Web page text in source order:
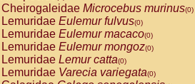
Cheirogaleidae Microcebus murinus(0)
Lemuridae Eulemur fulvus(0)
Lemuridae Eulemur macaco(0)
Lemuridae Eulemur mongoz(0)
Lemuridae Lemur catta(0)
Lemuridae Varecia variegata(0)